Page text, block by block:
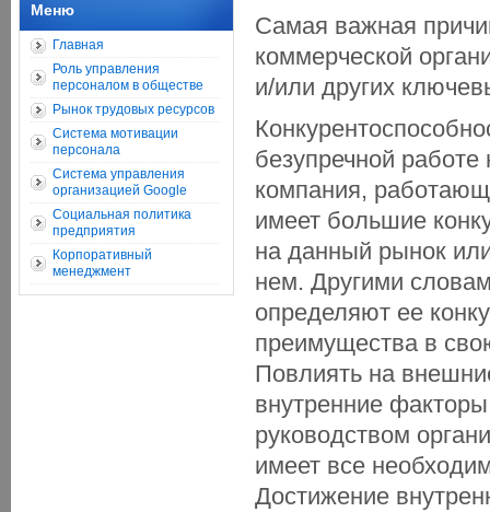
Меню
Главная
Роль управления
персоналом в обществе
Рынок трудовых ресурсов
Система мотивации
персонала
Система управления
организацией Google
Социальная политика
предприятия
Корпоративный
менеджмент
Самая важная
коммерческой
и/или других
безупречной
компания,
имеет большие
на данный рынок
нем. Другими
определяют ее
преимущества в
Повлиять на
внутренние
руководством
имеет все
Достижение